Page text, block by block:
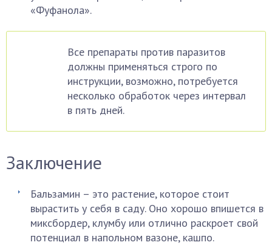
«Фуфанола».
Все препараты против паразитов
должны применяться строго по
инструкции, возможно, потребуется
несколько обработок через интервал
в пять дней.
Заключение
Бальзамин – это растение, которое стоит
вырастить у себя в саду. Оно хорошо впишется в
миксбордер, клумбу или отлично раскроет свой
потенциал в напольном вазоне, кашпо.